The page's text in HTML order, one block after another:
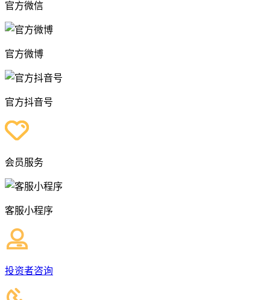
官方微信
官方微博
官方抖音号
会员服务
客服小程序
投资者咨询